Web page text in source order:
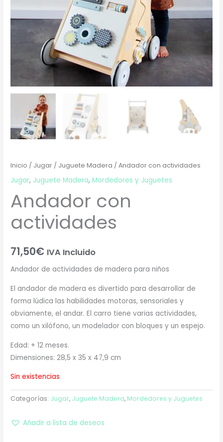
Inicio / Jugar / Juguete Madera / Andador con actividades
Jugar, Juguete Madera,Mordedores y Juguetes
Andador con
actividades
71,50€ IVA Incluido
Andador de actividades de madera para niños
El andador de madera es divertido para desarrollar de
forma lúdica las habilidades motoras, sensoriales y
obviamente, el andar. El carro tiene varias actividades,
como un xilófono, un modelador con bloques y un espejo.
Edad: + 12 meses.
Dimensiones: 28,5 x 35 x 47,9 cm
Sin existencias
Categorías: Jugar, Juguete Madera, Mordedores y Juguetes
Añadir a lista de deseos